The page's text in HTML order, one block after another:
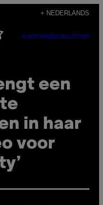
+ NEDERLANDS
SUBSCRIBENEWSLETTER
een
in haar
voor